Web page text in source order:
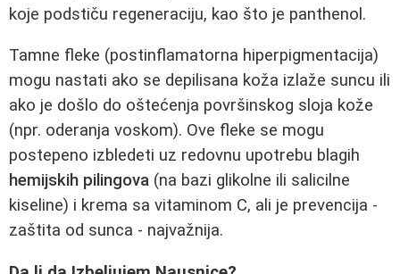
koje podstiču regeneraciju, kao što je panthenol.
Tamne fleke (postinflamatorna hiperpigmentacija)
mogu nastati ako se depilisana koža izlaže suncu ili
ako je došlo do oštećenja površinskog sloja kože
(npr. oderanja voskom). Ove fleke se mogu
postepeno izbledeti uz redovnu upotrebu blagih
hemijskih pilingova (na bazi glikolne ili salicilne
kiseline) i krema sa vitaminom C, ali je prevencija -
zaštita od sunca - najvažnija.